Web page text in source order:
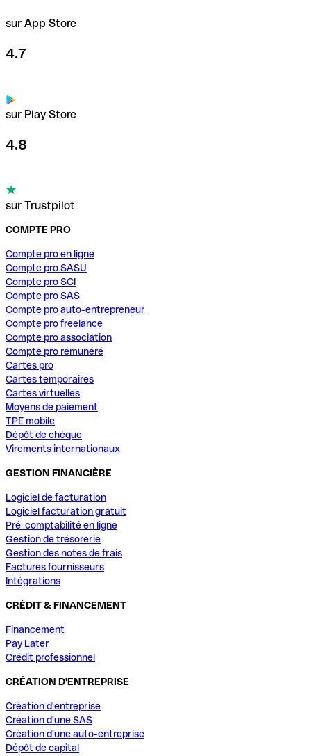
sur App Store
4.7
sur Play Store
4.8
sur Trustpilot
COMPTE PRO
Compte pro en ligne
Compte pro SASU
Compte pro SCI
Compte pro SAS
Compte pro auto-entrepreneur
Compte pro freelance
Compte pro association
Compte pro rémunéré
Cartes pro
Cartes temporaires
Cartes virtuelles
Moyens de paiement
TPE mobile
Dépôt de chèque
Virements internationaux
GESTION FINANCIÈRE
Logiciel de facturation
Logiciel facturation gratuit
Pré-comptabilité en ligne
Gestion de trésorerie
Gestion des notes de frais
Factures fournisseurs
Intégrations
CRÈDIT & FINANCEMENT
Financement
Pay Later
Crédit professionnel
CRÉATION D'ENTREPRISE
Création d'entreprise
Création d'une SAS
Création d'une auto-entreprise
Dépôt de capital